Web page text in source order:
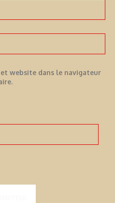
website dans le navigateur